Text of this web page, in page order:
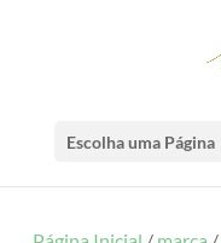
Escolha uma Página